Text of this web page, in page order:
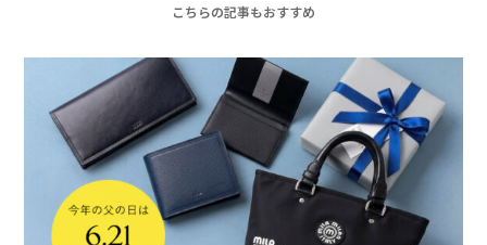
こちらの記事もおすすめ